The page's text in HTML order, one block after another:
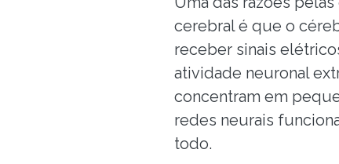
cerebral é que o
receber sinais
atividade neuronal
concentram em
redes neurais
todo.